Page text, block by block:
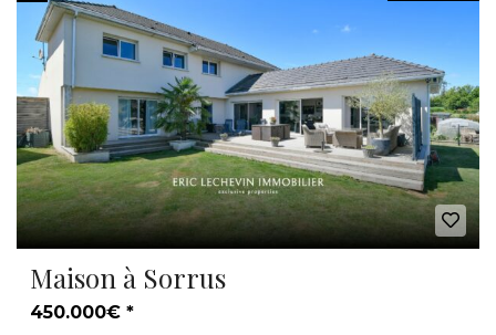
Maison à Sorrus
450.000€ *